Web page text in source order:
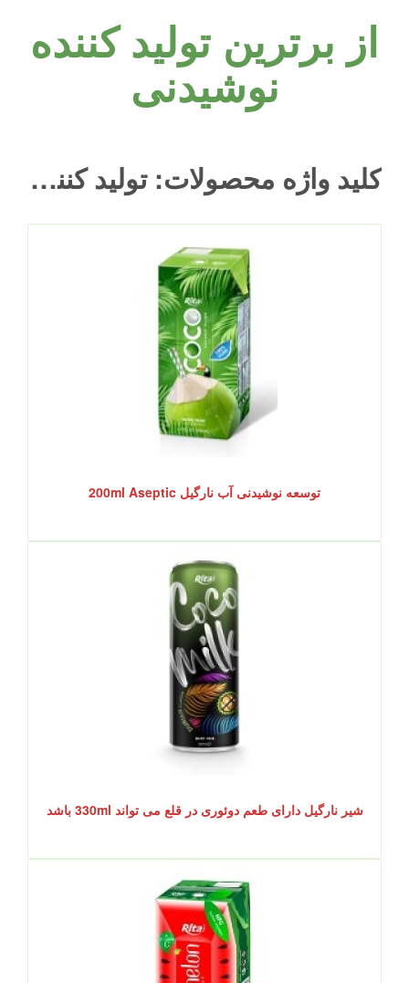
از برترین تولید کننده
نوشیدنی
کلید واژه محصولات: تولید کنندگان چای سبز
توسعه نوشیدنی آب نارگیل 200ml Aseptic
شیر نارگیل دارای طعم دوئوری در قلع می تواند 330ml باشد